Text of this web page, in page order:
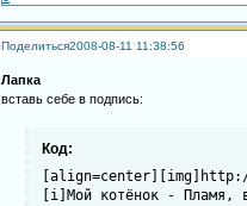
Поделиться2008-08-11 11:38:56
Лапка
вставь себе в подпись:
Код:
[i]Мой котёнок -